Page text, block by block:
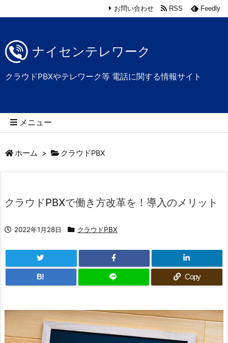
ナイセンテレワーク
クラウドPBXやテレワーク等 電話に関する情報サイト
メニュー
お問い合わせ RSS Feedly
ホーム > クラウドPBX
クラウドPBXで働き方改革を！導入のメリット
2022年1月28日 クラウドPBX
B! Copy